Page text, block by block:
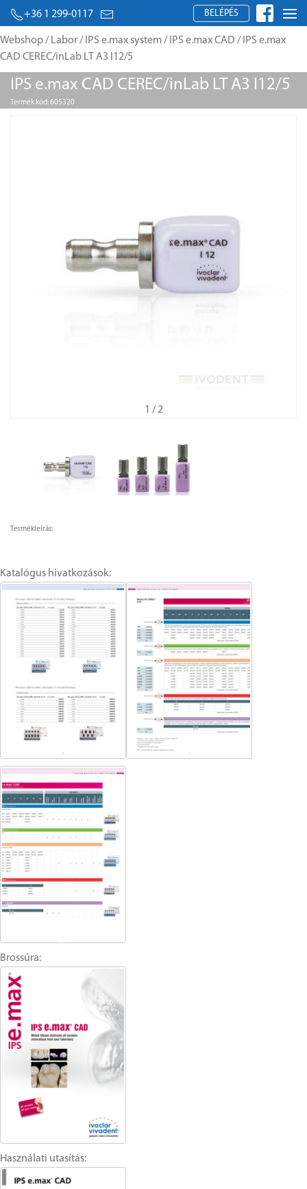
+36 1 299-0117 BELÉPÉS
Webshop/ Labor/ IPS e.max system/ IPS e.max CAD / IPS e.max
CAD CEREC/inLab LT A3 I12/5
IPS e.max CAD CEREC/inLab LT A3 I12/5
Termék kód: 605320
1 / 2
Termékleírás:
Katalógus hivatkozások:
Brossúra:
Használati utasítás: